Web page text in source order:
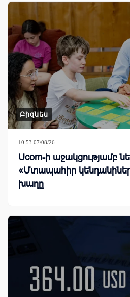
Բիզնես
10:53 07/08/26
Ucom-ի աջակցությամբ
«Մտապահիր
խաղը